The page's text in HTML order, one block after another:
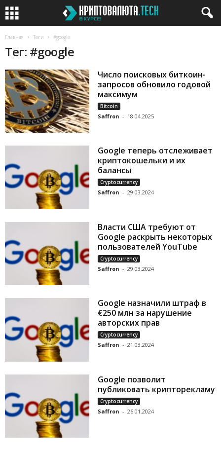
Главная Теги #google
Тег: #google
Число поисковых биткоин-
запросов обновило годовой
максимум
Bitcoin
Saffron - 18.04.2025
Google теперь отслеживает
криптокошельки и их
балансы
Cryptocurrency
Saffron - 29.03.2024
Власти США требуют от
Google раскрыть некоторых
пользователей YouTube
Cryptocurrency
Saffron - 29.03.2024
Google назначили штраф в
€250 млн за нарушение
авторских прав
Cryptocurrency
Saffron - 21.03.2024
Google позволит
публиковать крипторекламу
Cryptocurrency
Saffron - 26.01.2024